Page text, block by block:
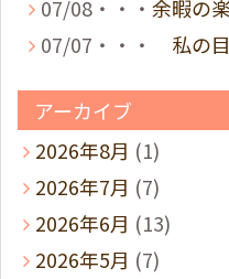
07/08・・・ 余暇の
07/07・・・
私の
アーカイブ
2026年8月 (1)
2026年7月 (7)
2026年6月 (13)
2026年5月 (7)